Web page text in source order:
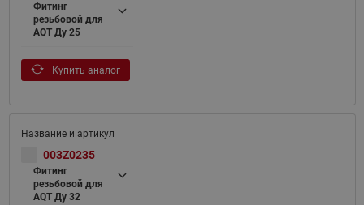
Фитинг
резьбовой для
AQT Ду 25
Купить аналог
003Z0235
Фитинг
резьбовой для
AQT Ду 32